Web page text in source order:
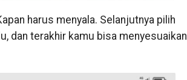
harus menyala. Selanjutnya pilih
dan terakhir kamu bisa menyesuaikan